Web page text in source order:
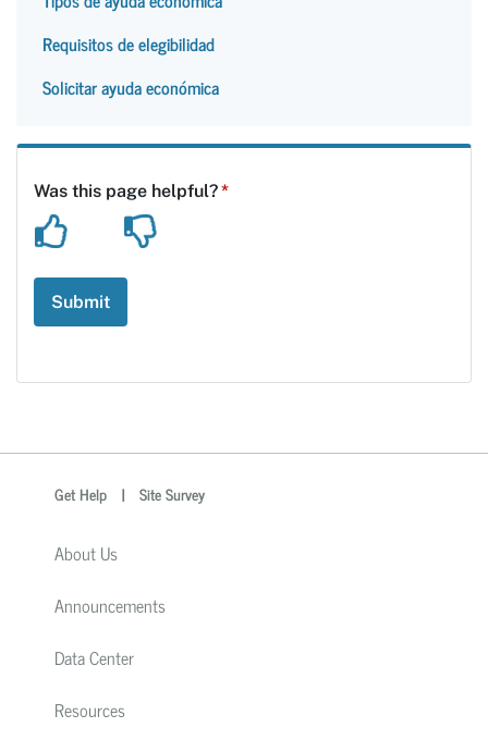
Requisitos de elegibilidad
Solicitar ayuda económica